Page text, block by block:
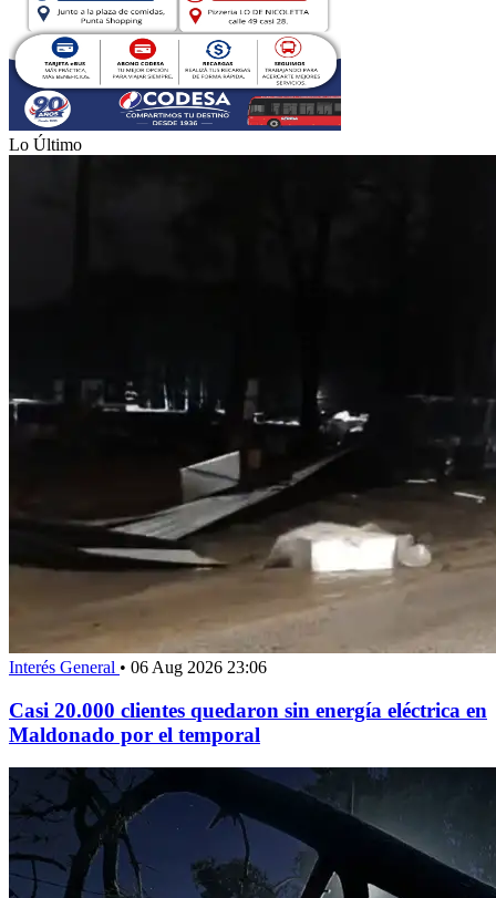
Lo Último
Interés General • 06 Aug 2026 23:06
Casi 20.000 clientes quedaron sin energía eléctrica en
Maldonado por el temporal